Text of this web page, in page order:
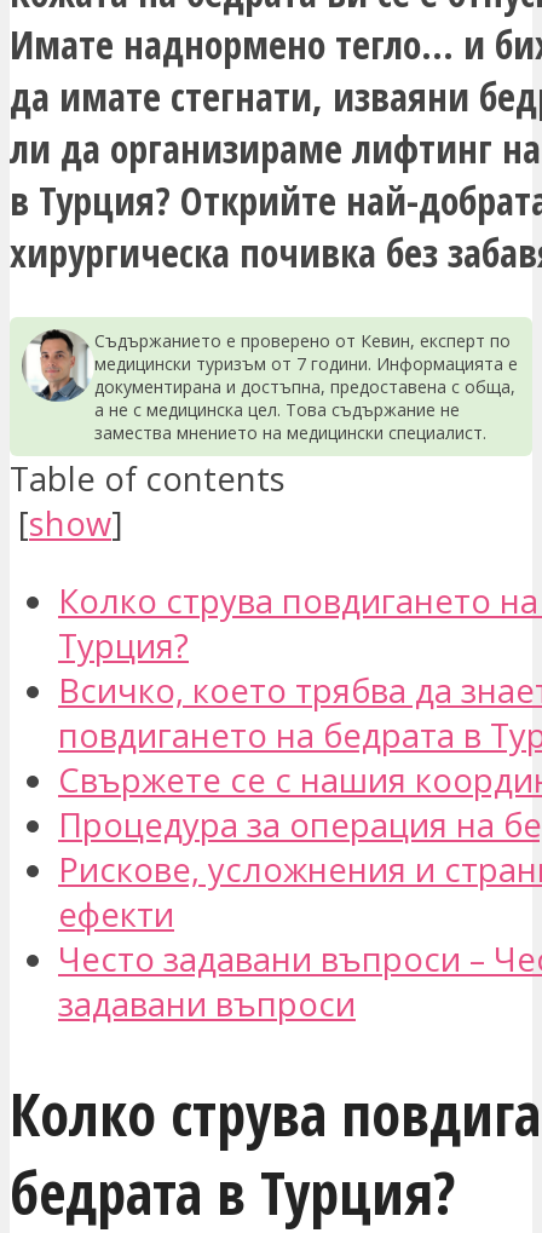
Имате наднормено тегло… и
да имате стегнати, изваяни
ли да организираме лифтинг
в Турция? Открийте най-
хирургическа почивка без
Съдържанието е проверено от Кевин, експерт по
медицински туризъм от 7 години. Информацията е
документирана и достъпна, предоставена с обща,
а не с медицинска цел. Това съдържание не
замества мнението на медицински специалист.
Table of contents
[show]
Колко струва повдигането
Турция?
Всичко, което трябва да
повдигането на бедрата в
Свържете се с нашия
Процедура за операция на
Рискове, усложнения и
ефекти
Често задавани въпроси –
задавани въпроси
Колко струва
бедрата в Турция?